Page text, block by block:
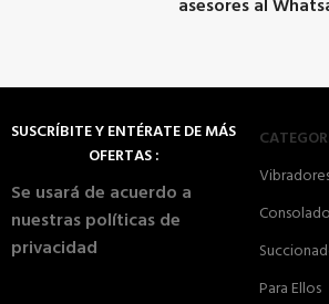
asesores al
SUSCRÍBITE Y ENTÉRATE DE MÁS
OFERTAS :
Se usará de acuerdo a
nuestras políticas de
privacidad
Para Ellos